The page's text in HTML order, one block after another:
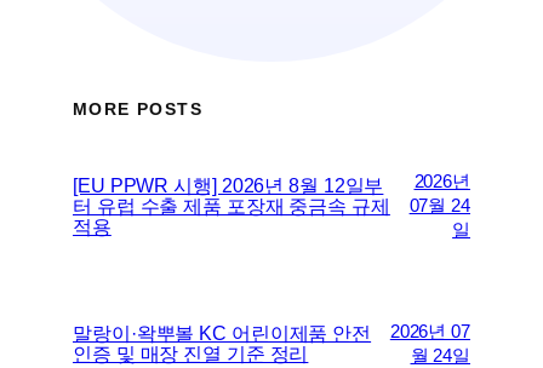
MORE POSTS
[EU PPWR 시행] 2026년 8월 12일부
터 유럽 수출 제품 포장재 중금속 규제
적용
2026년
07월 24
일
말랑이·왁뿌볼 KC 어린이제품 안전
인증 및 매장 진열 기준 정리
2026년 07
월 24일